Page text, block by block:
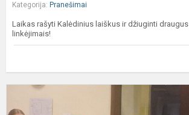
Kategorija: Pranešimai
Laikas rašyti Kalėdinius laiškus ir džiuginti
linkėjimais!